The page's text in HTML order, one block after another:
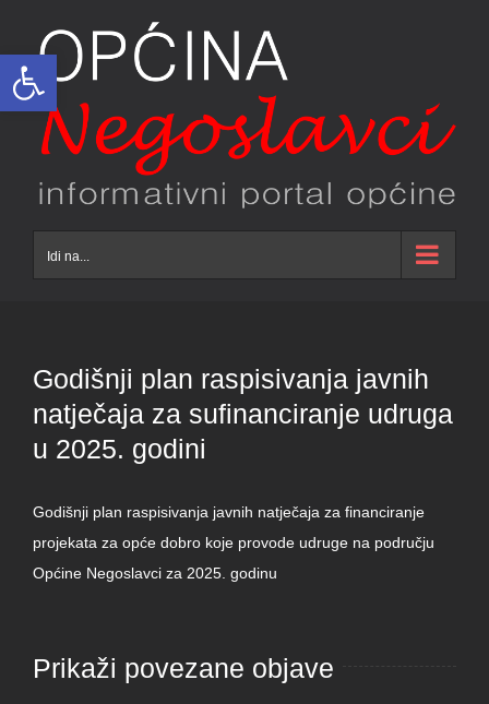
Open toolbar
content
Idi na...
Godišnji plan raspisivanja javnih
natječaja za sufinanciranje udruga
u 2025. godini
Godišnji plan raspisivanja javnih natječaja za financiranje
projekata za opće dobro koje provode udruge na području
Općine Negoslavci za 2025. godinu
Prikaži povezane objave